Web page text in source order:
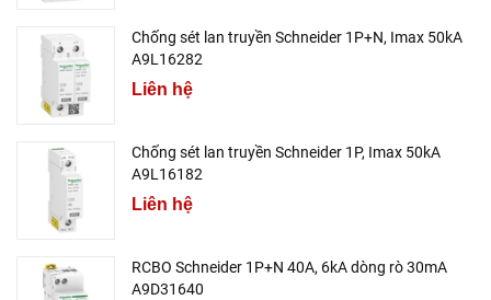
Chống sét lan truyền Schneider 1P+N, Imax 50kA
A9L16282
Liên hệ
Chống sét lan truyền Schneider 1P, Imax 50kA
A9L16182
Liên hệ
RCBO Schneider 1P+N 40A, 6kA dòng rò 30mA
A9D31640